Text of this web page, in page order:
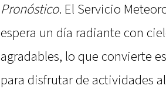
Pronóstico. El Servicio
espera un día radiante con
agradables, lo que convierte
para disfrutar de actividades